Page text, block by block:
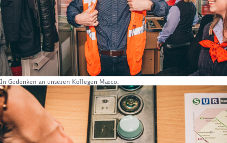
In Gedenken an unseren Kollegen Marco.